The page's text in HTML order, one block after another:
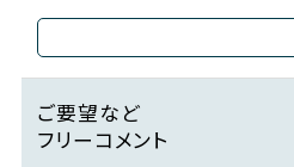
ご要望など
フリーコメント